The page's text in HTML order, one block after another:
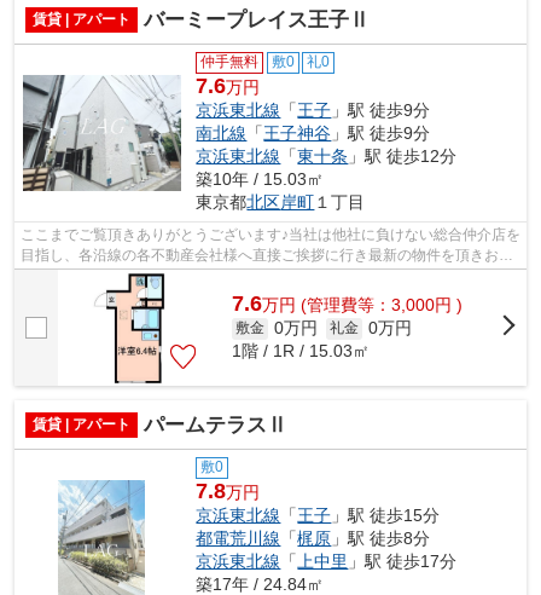
賃貸 | アパート バーミープレイス王子Ⅱ
仲手無料 敷0 礼0
7.6万円
京浜東北線 「王子 」駅 徒歩9分
南北線 「王子神谷 」駅 徒歩9分
京浜東北線 「東十条 」駅 徒歩12分
築10年 / 15.03㎡
東京都北区岸町 １丁目
ここまでご覧頂きありがとうございます♪当社は他社に負けない総合仲介店を
目指し、各沿線の各不動産会社様へ直接ご挨拶に行き最新の物件を頂きお客
様へ提供しております！最新の情報は...
7.6万円 (管理費等：3,000円 )
敷金 0万円 礼金 0万円
1階 / 1R / 15.03㎡
賃貸 | アパート パームテラスⅡ
敷0
7.8万円
京浜東北線 「王子 」駅 徒歩15分
都電荒川線 「梶原 」駅 徒歩8分
京浜東北線 「 上中里 」駅 徒歩17分
築17年 / 24.84㎡